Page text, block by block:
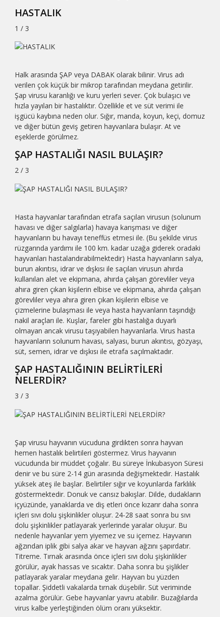
HASTALIK
1 / 3
Halk arasında ŞAP veya DABAK olarak bilinir. Virus adı
verilen çok küçük bir mikrop tarafından meydana getirilir.
Şap virusu karanlığı ve kuru yerleri sever. Çok bulaşıcı ve
hızla yayılan bir hastalıktır. Özellikle et ve süt verimi ile
işgücü kaybına neden olur. Sığır, manda, koyun, keçi, domuz
ve diğer bütün geviş getiren hayvanlara bulaşır. At ve
eşeklerde görülmez.
ŞAP HASTALIĞI NASIL BULAŞIR?
2 / 3
Hasta hayvanlar tarafından etrafa saçılan virusun (solunum
havası ve diğer salgılarla) havaya karışması ve diğer
hayvanların bu havayı teneffüs etmesi ile. (Bu şekilde virus
rüzgarında yardımı ile 100 km. kadar uzağa giderek oradaki
hayvanları hastalandırabilmektedir) Hasta hayvanların salya,
burun akıntısı, idrar ve dışkısı ile saçılan virusun ahırda
kullanılan alet ve ekipmana, ahırda çalışan görevliler veya
ahıra giren çıkan kişilerin elbise ve ekipmana, ahırda çalışan
görevliler veya ahıra giren çıkan kişilerin elbise ve
çizmelerine bulaşması ile veya hasta hayvanların taşındığı
nakil araçları ile. Kuşlar, fareler gibi hastalığa duyarlı
olmayan ancak virusu taşıyabilen hayvanlarla. Virus hasta
hayvanların solunum havası, salyası, burun akıntısı, gözyaşı,
süt, semen, idrar ve dışkısı ile etrafa saçılmaktadır.
ŞAP HASTALIĞININ BELİRTİLERİ
NELERDİR?
3 / 3
Şap virusu hayvanın vücuduna girdikten sonra hayvan
hemen hastalık belirtileri göstermez. Virus hayvanın
vücudunda bir müddet çoğalır. Bu süreye İnkubasyon Süresi
denir ve bu süre 2-14 gün arasında değişmektedir. Hastalık
yüksek ateş ile başlar. Belirtiler sığır ve koyunlarda farklılık
göstermektedir. Donuk ve cansız bakışlar. Dilde, dudakların
içyüzünde, yanaklarda ve diş etleri önce kızarır daha sonra
içleri sıvı dolu şişkinlikler oluşur. 24-28 saat sonra bu sıvı
dolu şişkinlikler patlayarak yerlerinde yaralar oluşur. Bu
nedenle hayvanlar yem yiyemez ve su içemez. Hayvanın
ağzından iplik gibi salya akar ve hayvan ağzını şapırdatır.
Titreme. Tırnak arasında önce içleri sıvı dolu şişkinlikler
görülür, ayak hassas ve sıcaktır. Daha sonra bu şişlikler
patlayarak yaralar meydana gelir. Hayvan bu yüzden
topallar. Şiddetli vakalarda tırnak düşebilir. Süt veriminde
azalma görülür. Gebe hayvanlar yavru atabilir. Buzağılarda
virus kalbe yerleştiğinden ölüm oranı yüksektir.